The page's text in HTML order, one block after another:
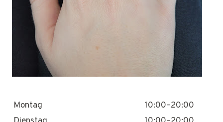
Montag
10:00–20:00